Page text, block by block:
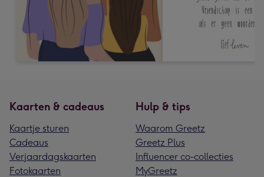
Kaarten & cadeaus
Kaartje sturen
Cadeaus
Verjaardagskaarten
Fotokaarten
Hulp & tips
Waarom Greetz
Greetz Plus
Influencer co-collecties
MyGreetz